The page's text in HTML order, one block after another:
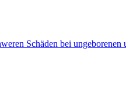
Schäden bei